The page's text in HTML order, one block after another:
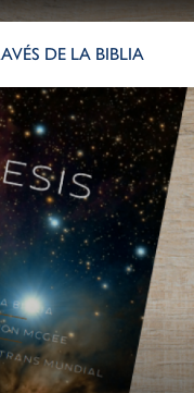
DE LA BIBLIA